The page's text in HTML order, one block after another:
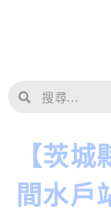
【茨
間水戶